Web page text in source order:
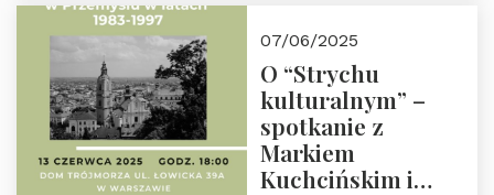
07/06/2025
O “Strychu
kulturalnym” –
spotkanie z
Markiem
Kuchcińskim i